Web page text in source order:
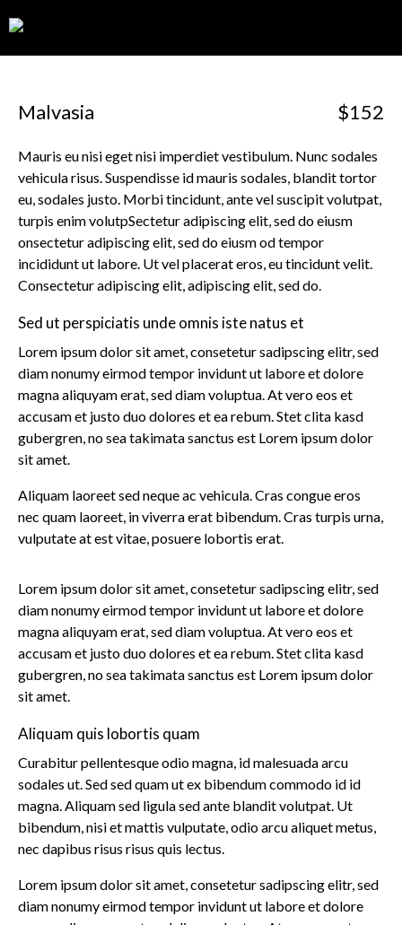
Malvasia $152
Mauris eu nisi eget nisi imperdiet vestibulum. Nunc sodales
vehicula risus. Suspendisse id mauris sodales, blandit tortor
eu, sodales justo. Morbi tincidunt, ante vel suscipit volutpat,
turpis enim volutpSectetur adipiscing elit, sed do eiusm
onsectetur adipiscing elit, sed do eiusm od tempor
incididunt ut labore. Ut vel placerat eros, eu tincidunt velit.
Consectetur adipiscing elit, adipiscing elit, sed do.
Sed ut perspiciatis unde omnis iste natus et
Lorem ipsum dolor sit amet, consetetur sadipscing elitr, sed
diam nonumy eirmod tempor invidunt ut labore et dolore
magna aliquyam erat, sed diam voluptua. At vero eos et
accusam et justo duo dolores et ea rebum. Stet clita kasd
gubergren, no sea takimata sanctus est Lorem ipsum dolor
sit amet.
Aliquam laoreet sed neque ac vehicula. Cras congue eros
nec quam laoreet, in viverra erat bibendum. Cras turpis urna,
vulputate at est vitae, posuere lobortis erat.
Lorem ipsum dolor sit amet, consetetur sadipscing elitr, sed
diam nonumy eirmod tempor invidunt ut labore et dolore
magna aliquyam erat, sed diam voluptua. At vero eos et
accusam et justo duo dolores et ea rebum. Stet clita kasd
gubergren, no sea takimata sanctus est Lorem ipsum dolor
sit amet.
Aliquam quis lobortis quam
Curabitur pellentesque odio magna, id malesuada arcu
sodales ut. Sed sed quam ut ex bibendum commodo id id
magna. Aliquam sed ligula sed ante blandit volutpat. Ut
bibendum, nisi et mattis vulputate, odio arcu aliquet metus,
nec dapibus risus risus quis lectus.
Lorem ipsum dolor sit amet, consetetur sadipscing elitr, sed
diam nonumy eirmod tempor invidunt ut labore et dolore